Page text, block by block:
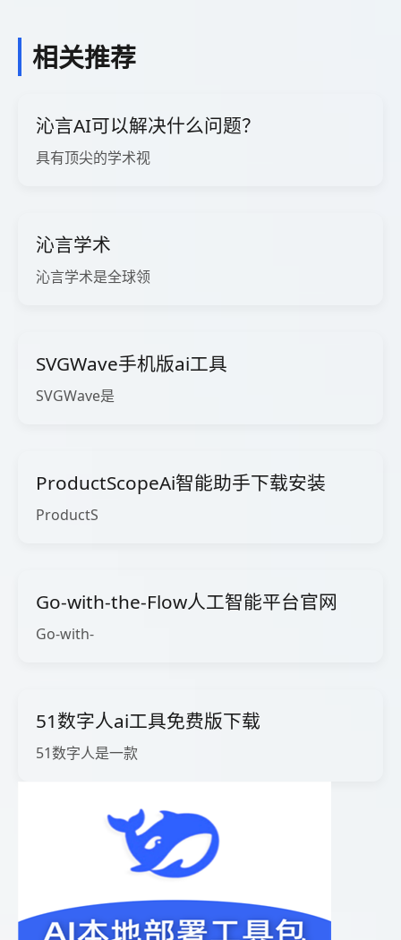
相关推荐
沁言AI可以解决什么问题？
具有顶尖的学术视
沁言学术
沁言学术是全球领
SVGWave手机版ai工具
SVGWave是
ProductScopeAi智能助手下载安装
ProductS
Go-with-the-Flow人工智能平台官网
Go-with-
51数字人ai工具免费版下载
51数字人是一款